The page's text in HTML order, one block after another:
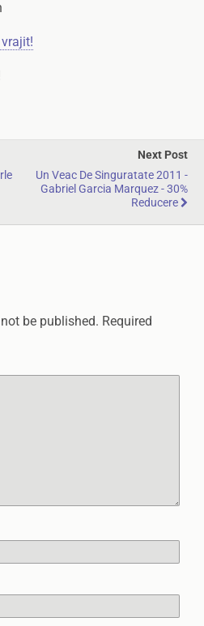
Next Post
Un Veac De Singuratate 2011 -
Gabriel Garcia Marquez - 30%
Reducere
be published. Required